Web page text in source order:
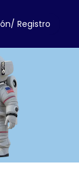
Registro